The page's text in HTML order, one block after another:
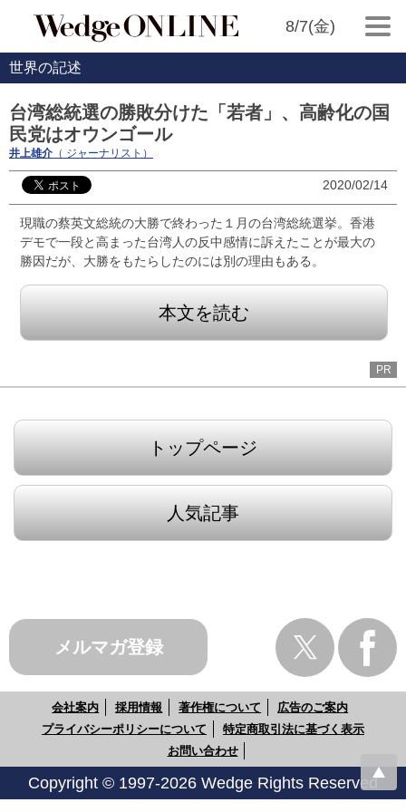
8/7(金)
世界の記述
台湾総統選の勝敗分けた「若者」、高齢化の国
民党はオウンゴール
井上雄介 （ ジャーナリスト）
2020/02/14
現職の蔡英文総統の大勝で終わった１月の台湾総統選挙。香港
デモで一段と高まった台湾人の反中感情に訴えたことが最大の
勝因だが、大勝をもたらしたのには別の理由もある。
本文を読む
PR
トップページ
人気記事
メルマガ登録
会社案内 採用情報 著作権について
広告のご案内
プライバシーポリシーについて
特定商取引法に基づく表示
お問い合わせ
Copyright © 1997-2026 Wedge Rights Reserved